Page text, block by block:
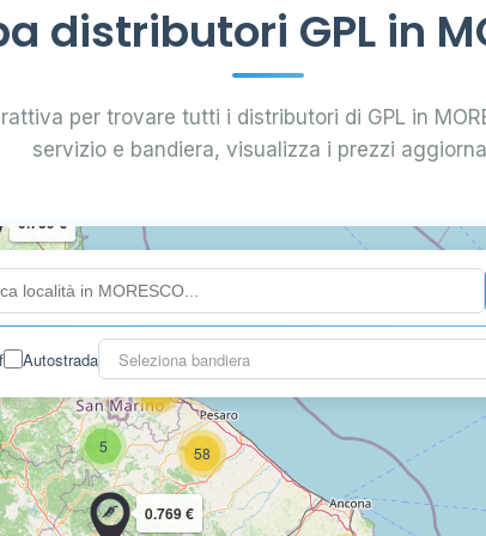
distributori GPL in
per trovare tutti i distributori di GPL in
servizio e bandiera, visualizza i prezzi
Autostrada Seleziona bandiera
58
14
114
5
0.739 €
0.769 €